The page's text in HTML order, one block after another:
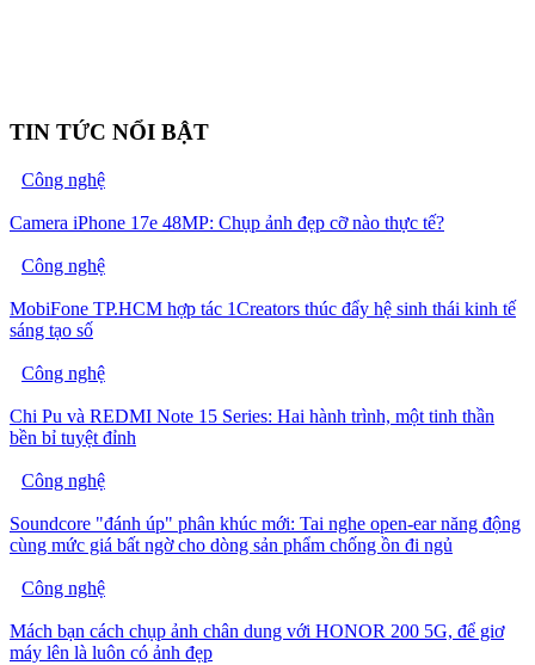
TIN TỨC NỔI BẬT
Công nghệ
Camera iPhone 17e 48MP: Chụp ảnh đẹp cỡ nào thực tế?
Công nghệ
MobiFone TP.HCM hợp tác 1Creators thúc đẩy hệ sinh thái kinh tế
sáng tạo số
Công nghệ
Chi Pu và REDMI Note 15 Series: Hai hành trình, một tinh thần
bền bỉ tuyệt đỉnh
Công nghệ
Soundcore "đánh úp" phân khúc mới: Tai nghe open-ear năng động
cùng mức giá bất ngờ cho dòng sản phẩm chống ồn đi ngủ
Công nghệ
Mách bạn cách chụp ảnh chân dung với HONOR 200 5G, để giơ
máy lên là luôn có ảnh đẹp